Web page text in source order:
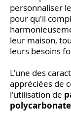
personnaliser
pour qu'il
leur maison,
leurs besoins
L'une des
appréciées de
l'utilisation de
polycarbonate